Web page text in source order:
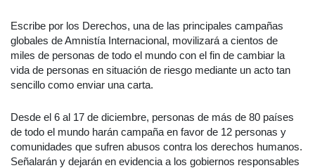
Escribe por los Derechos, una de las principales campañas
globales de Amnistía Internacional, movilizará a cientos de
miles de personas de todo el mundo con el fin de cambiar la
vida de personas en situación de riesgo mediante un acto tan
sencillo como enviar una carta.
Desde el 6 al 17 de diciembre, personas de más de 80 países
de todo el mundo harán campaña en favor de 12 personas y
comunidades que sufren abusos contra los derechos humanos.
Señalarán y dejarán en evidencia a los gobiernos responsables